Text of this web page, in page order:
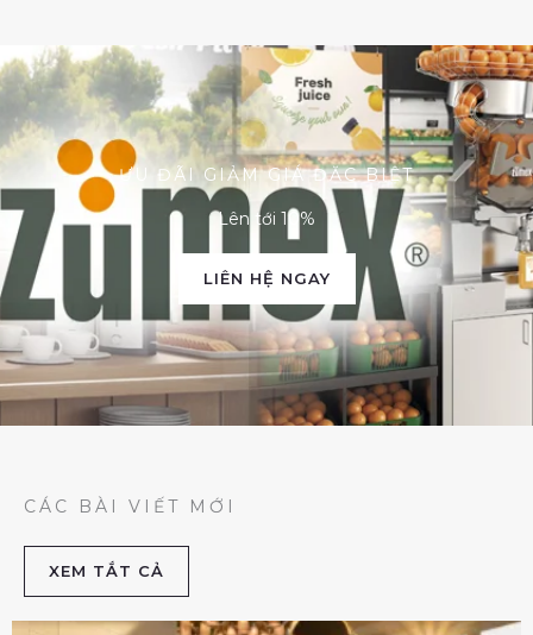
ƯU ĐÃI GIẢM GIÁ ĐẶC BIỆT
Lên tới 10%
LIÊN HỆ NGAY
CÁC BÀI VIẾT MỚI
XEM TẮT CẢ